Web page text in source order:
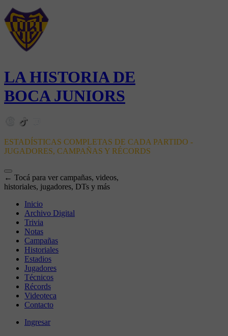
LA HISTORIA DE
BOCA JUNIORS
ESTADÍSTICAS COMPLETAS DE CADA PARTIDO -
JUGADORES, CAMPAÑAS Y RÉCORDS
← Tocá para ver campañas, videos,
historiales, jugadores, DTs y más
Inicio
Archivo Digital
Trivia
Notas
Campañas
Historiales
Estadios
Jugadores
Técnicos
Récords
Videoteca
Contacto
Ingresar